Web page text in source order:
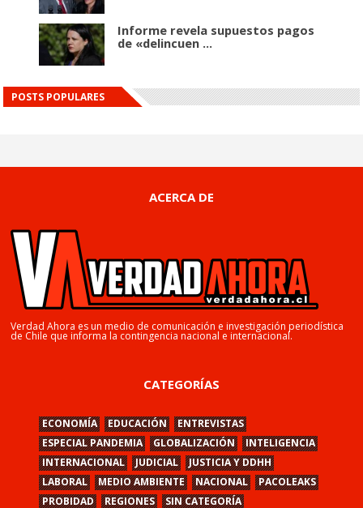
Informe revela supuestos pagos
de «delincuen ...
POSTS POPULARES
ACERCA DE
Verdad Ahora es un medio de comunicación e investigación periodística
de Chile que informa la contingencia nacional e internacional.
CATEGORÍAS
ECONOMÍA EDUCACIÓN
ENTREVISTAS
ESPECIAL PANDEMIA
GLOBALIZACIÓN
INTELIGENCIA
INTERNACIONAL
JUDICIAL
JUSTICIA Y DDHH
LABORAL
MEDIO AMBIENTE NACIONAL
PACOLEAKS
PROBIDAD
REGIONES SIN CATEGORÍA